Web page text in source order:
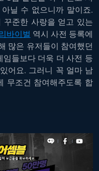
닐 수 없으니까 말이죠.
꾸준한 사랑을 얻고 있는
바이벌 역시 사전 등록에
많은 유저들이 참여했던
임들보다 더욱 더 사전 등
어요. 그러니 꼭 얼마 남
무조건 참여해주도록 합